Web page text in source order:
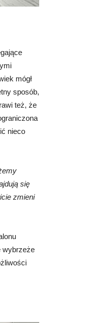
mógł
sposób,
też, że
nieco
się
zmieni
wybrzeże